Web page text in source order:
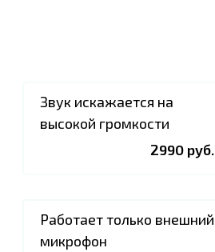
Звук искажается на
высокой громкости
2990 руб.
Работает только внешний
микрофон